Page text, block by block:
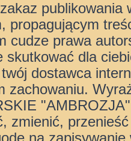
publikowania
propagującym
cudze prawa
skutkować dla
dostawca
zachowaniu.
zmienić,